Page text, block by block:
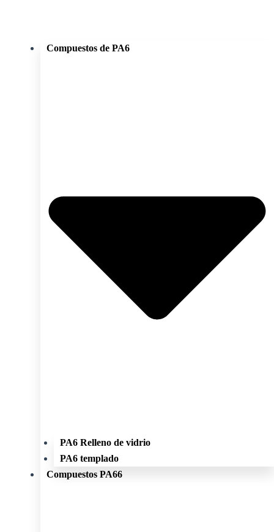
Compuestos de PA6
PA6 Relleno de vidrio
PA6 templado
Compuestos PA66